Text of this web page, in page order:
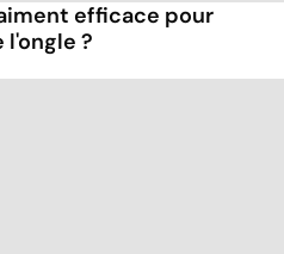
efficace pour
l'ongle ?